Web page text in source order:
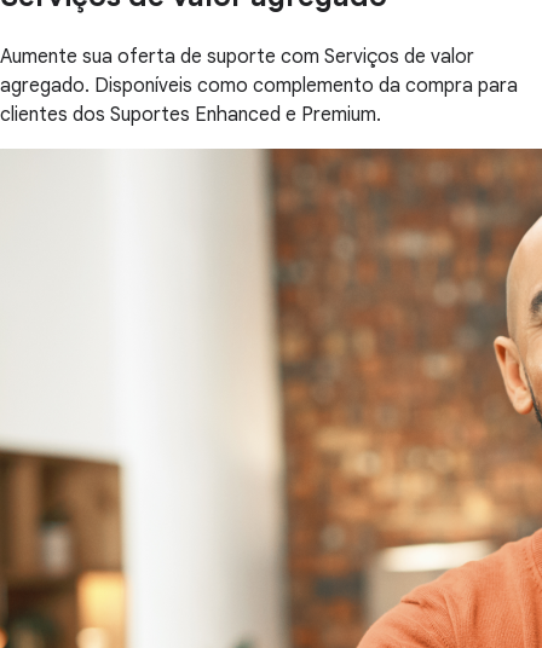
Aumente sua oferta de suporte com Serviços de valor
agregado. Disponíveis como complemento da compra para
clientes dos Suportes Enhanced e Premium.